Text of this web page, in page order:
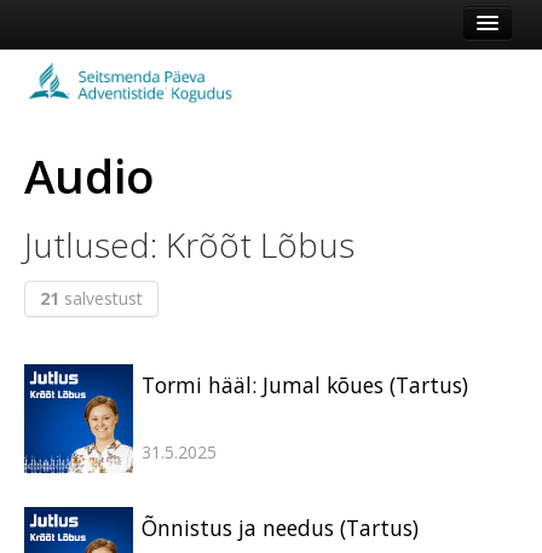
Koduleht
Audio
Jutlused: Krõõt Lõbus
21 salvestust
Tormi hääl: Jumal kõues (Tartus)
31.5.2025
Õnnistus ja needus (Tartus)